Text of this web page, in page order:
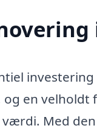
en
Med